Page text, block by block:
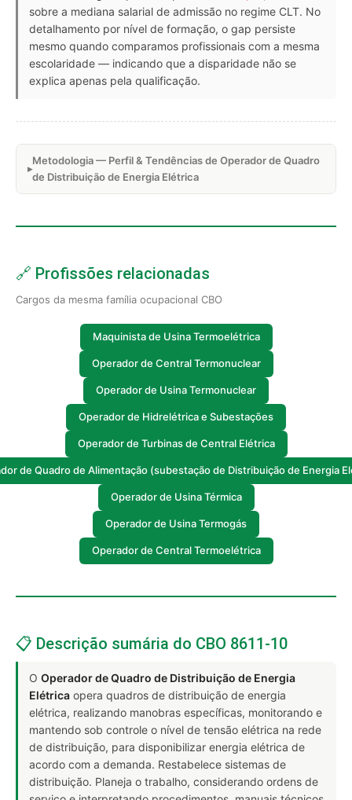
sobre a mediana salarial de admissão no regime CLT. No
detalhamento por nível de formação, o gap persiste
mesmo quando comparamos profissionais com a mesma
escolaridade — indicando que a disparidade não se
explica apenas pela qualificação.
Metodologia — Perfil & Tendências de Operador de Quadro
de Distribuição de Energia Elétrica
🔗 Profissões relacionadas
Cargos da mesma família ocupacional CBO
Maquinista de Usina Termoelétrica
Operador de Central Termonuclear
Operador de Usina Termonuclear
Operador de Hidrelétrica e Subestações
Operador de Turbinas de Central Elétrica
de Quadro de Alimentação (subestação de Distribuição de Energia
Operador de Usina Térmica
Operador de Usina Termogás
Operador de Central Termoelétrica
📋 Descrição sumária do CBO 8611-10
O Operador de Quadro de Distribuição de Energia
Elétrica opera quadros de distribuição de energia
elétrica, realizando manobras específicas, monitorando e
mantendo sob controle o nível de tensão elétrica na rede
de distribuição, para disponibilizar energia elétrica de
acordo com a demanda. Restabelece sistemas de
distribuição. Planeja o trabalho, considerando ordens de